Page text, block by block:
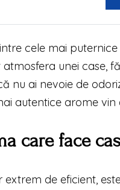
cele mai
unei case,
nu ai nevoie de
autentice arome vin
care face
extrem de eficient,